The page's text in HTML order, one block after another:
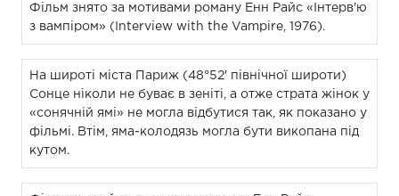
Фільм знято за мотивами роману Енн Райс «Інтерв'ю
з вампіром» (Interview with the Vampire, 1976).
На широті міста Париж (48°52′ північної широти)
Сонце ніколи не буває в зеніті, а отже страта жінок у
«сонячній ямі» не могла відбутися так, як показано у
фільмі. Втім, яма-колодязь могла бути викопана під
кутом.